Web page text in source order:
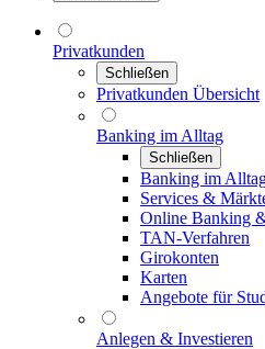
Privatkunden
Schließen
Privatkunden Übersicht
Banking im Alltag
Schließen
Banking im
Services &
Online Banking
TAN-Verfahren
Girokonten
Karten
Angebote für
Anlegen & Investieren